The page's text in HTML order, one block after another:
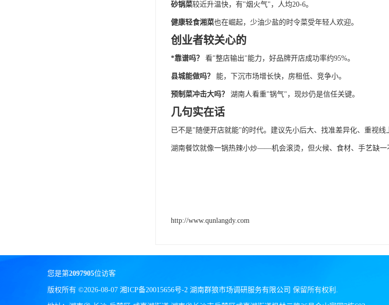
砂锅菜较近升温快，有"烟火气"，人均20-6。
健康轻食湘菜也在崛起，少油少盐的时令菜受年轻人欢迎。
创业者较关心的
*靠谱吗？ 看"整店输出"能力，好品牌开店成功率约95%。
县城能做吗？ 能，下沉市场增长快，房租低、竞争小。
预制菜冲击大吗？ 湖南人看重"锅气"，现炒仍是信任关键。
几句实在话
已不是"随便开店就能"的时代。建议先小后大、找准差异化、重视线
湖南餐饮就像一锅热辣小炒——机会滚烫，但火候、食材、手艺缺一
http://www.qunlangdy.com
您是第2097905位访客
版权所有 ©2026-08-07 湘ICP备20015656号-2 湖南群狼市场调研服务有限公司 保留所有权利.